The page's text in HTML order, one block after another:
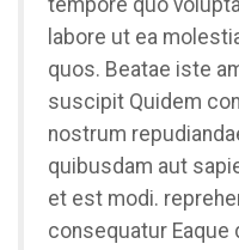
tempore quo
labore ut ea
quos. Beatae iste
suscipit Quidem
nostrum
quibusdam aut
et est modi.
consequatur Eaque